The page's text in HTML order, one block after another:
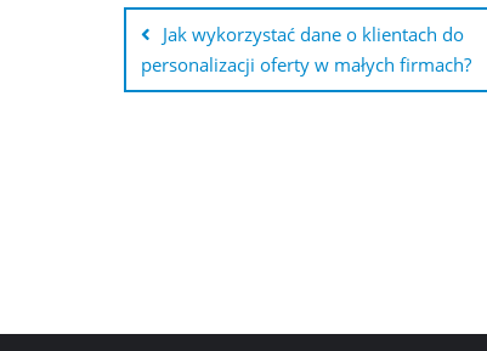
wpisu
Jak wykorzystać dane o klientach do
personalizacji oferty w małych firmach?